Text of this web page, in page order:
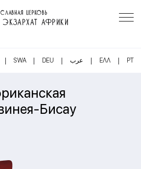
ЦЕРКОВЬ
ЭКЗАРХАТ АФРИКИ
| SWA | DEU | عرب | ΕΛΛ | PT
Бисау